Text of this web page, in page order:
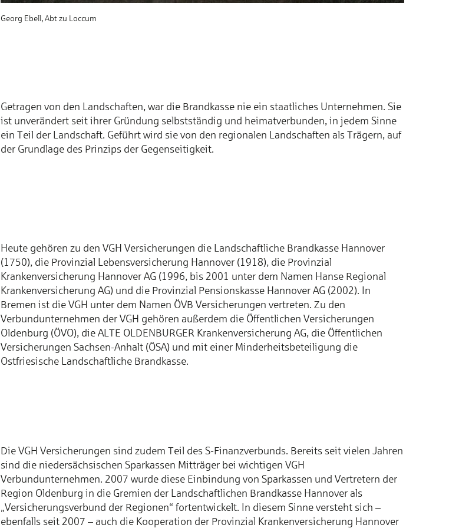
Georg Ebell, Abt zu Loccum
Getragen von den Landschaften, war die Brandkasse nie ein staatliches Unternehmen. Sie
ist unverändert seit ihrer Gründung selbstständig und heimatverbunden, in jedem Sinne
ein Teil der Landschaft. Geführt wird sie von den regionalen Landschaften als Trägern, auf
der Grundlage des Prinzips der Gegenseitigkeit.
Heute gehören zu den VGH Versicherungen die Landschaftliche Brandkasse Hannover
(1750), die Provinzial Lebensversicherung Hannover (1918), die Provinzial
Krankenversicherung Hannover AG (1996, bis 2001 unter dem Namen Hanse Regional
Krankenversicherung AG) und die Provinzial Pensionskasse Hannover AG (2002). In
Bremen ist die VGH unter dem Namen ÖVB Versicherungen vertreten. Zu den
Verbundunternehmen der VGH gehören außerdem die Öffentlichen Versicherungen
Oldenburg (ÖVO), die ALTE OLDENBURGER Krankenversicherung AG, die Öffentlichen
Versicherungen Sachsen-Anhalt (ÖSA) und mit einer Minderheitsbeteiligung die
Ostfriesische Landschaftliche Brandkasse.
Die VGH Versicherungen sind zudem Teil des S-Finanzverbunds. Bereits seit vielen Jahren
sind die niedersächsischen Sparkassen Mitträger bei wichtigen VGH
Verbundunternehmen. 2007 wurde diese Einbindung von Sparkassen und Vertretern der
Region Oldenburg in die Gremien der Landschaftlichen Brandkasse Hannover als
„Versicherungsverbund der Regionen“ fortentwickelt. In diesem Sinne versteht sich –
ebenfalls seit 2007 – auch die Kooperation der Provinzial Krankenversicherung Hannover